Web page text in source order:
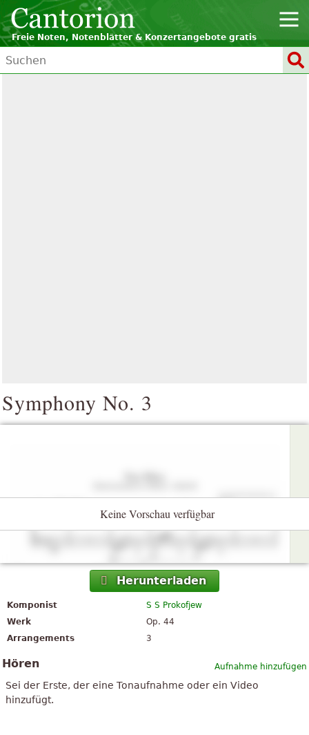
Freie Noten, Notenblätter & Konzertangebote gratis
Symphony No. 3
Keine Vorschau verfügbar
Herunterladen
Komponist
S S Prokofjew
Werk
Op. 44
Arrangements
3
Aufnahme hinzufügen
Hören
Sei der Erste, der eine Tonaufnahme oder ein Video
hinzufügt.